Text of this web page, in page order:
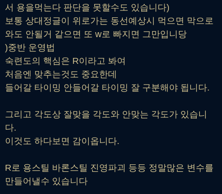
서 용을먹는다 판단을 못할수도 있습니다)
보통 상대정글이 위로가는 동선예상시 먹으면 막으로
와도 안될거 같으면 또 w로 빠지면 그만입니당
)중반 운영법
숙련도의 핵심은 R이라고 봐여
처음엔 맞추는것도 중요한데
들어갈 타이밍 안들어갈 타이밍 잘 구분해야 됩니다.
그리고 각도상 잘맞을 각도와 안맞는 각도가 있습니
다.
이것도 하다보면 감이옵니다.
R로 용스틸 바론스틸 진영파괴 등등 정말많은 변수를
만들어낼수 있습니다